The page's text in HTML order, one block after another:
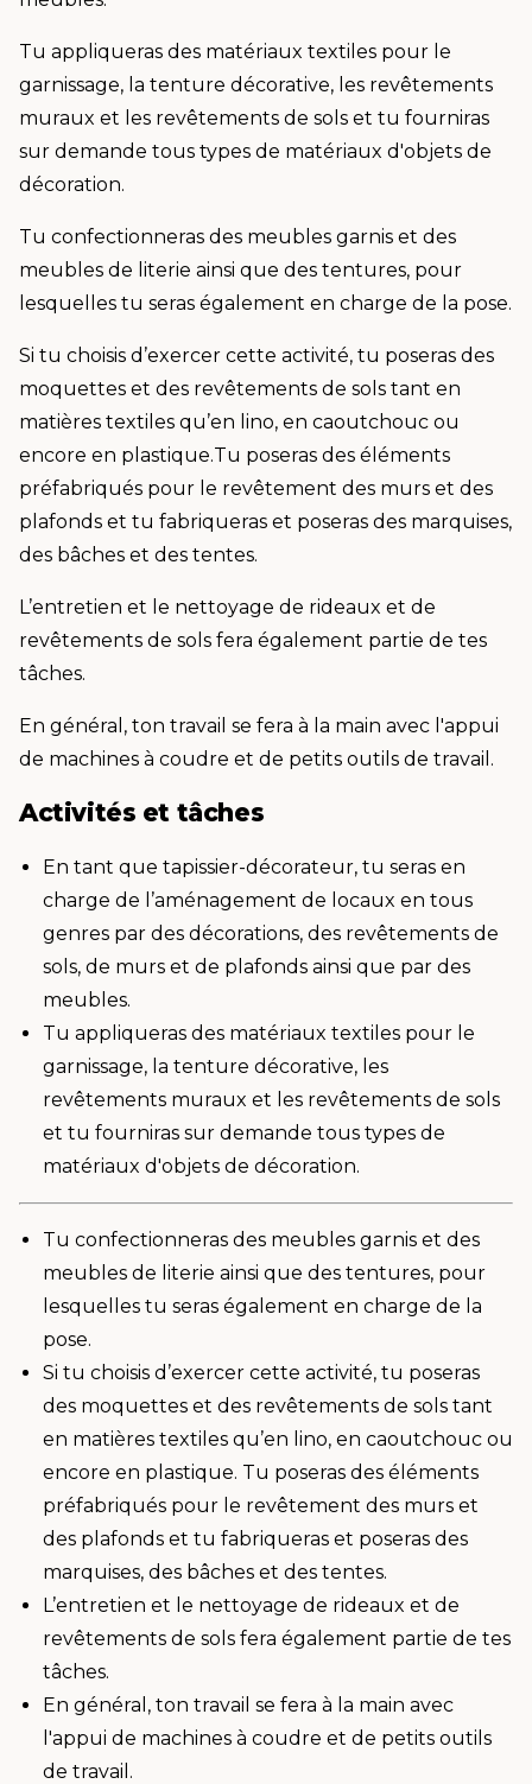
Tu appliqueras des matériaux textiles pour le
garnissage, la tenture décorative, les revêtements
muraux et les revêtements de sols et tu fourniras
sur demande tous types de matériaux d'objets de
décoration.
Tu confectionneras des meubles garnis et des
meubles de literie ainsi que des tentures, pour
lesquelles tu seras également en charge de la pose.
Si tu choisis d’exercer cette activité, tu poseras des
moquettes et des revêtements de sols tant en
matières textiles qu’en lino, en caoutchouc ou
encore en plastique.Tu poseras des éléments
préfabriqués pour le revêtement des murs et des
plafonds et tu fabriqueras et poseras des marquises,
des bâches et des tentes.
L’entretien et le nettoyage de rideaux et de
revêtements de sols fera également partie de tes
tâches.
En général, ton travail se fera à la main avec l'appui
de machines à coudre et de petits outils de travail.
Activités et tâches
En tant que tapissier-décorateur, tu seras en
charge de l’aménagement de locaux en tous
genres par des décorations, des revêtements de
sols, de murs et de plafonds ainsi que par des
meubles.
Tu appliqueras des matériaux textiles pour le
garnissage, la tenture décorative, les
revêtements muraux et les revêtements de sols
et tu fourniras sur demande tous types de
matériaux d'objets de décoration.
Tu confectionneras des meubles garnis et des
meubles de literie ainsi que des tentures, pour
lesquelles tu seras également en charge de la
pose.
Si tu choisis d’exercer cette activité, tu poseras
des moquettes et des revêtements de sols tant
en matières textiles qu’en lino, en caoutchouc ou
encore en plastique. Tu poseras des éléments
préfabriqués pour le revêtement des murs et
des plafonds et tu fabriqueras et poseras des
marquises, des bâches et des tentes.
L’entretien et le nettoyage de rideaux et de
revêtements de sols fera également partie de tes
tâches.
En général, ton travail se fera à la main avec
l'appui de machines à coudre et de petits outils
de travail.